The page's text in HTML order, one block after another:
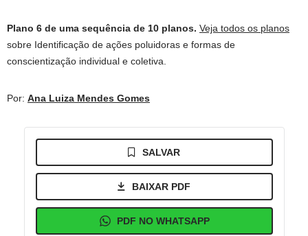
Plano 6 de uma sequência de 10 planos. Veja todos os planos
sobre Identificação de ações poluidoras e formas de
conscientização individual e coletiva.
Por: Ana Luiza Mendes Gomes
SALVAR
BAIXAR PDF
PDF NO WHATSAPP